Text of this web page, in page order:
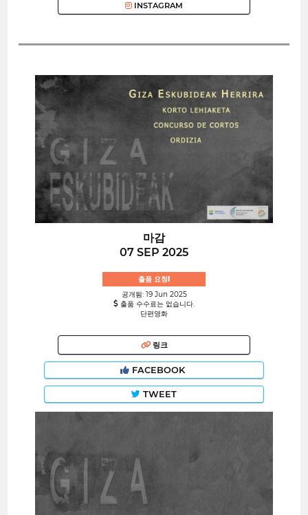
INSTAGRAM
마감
07 SEP 2025
출품 요청!
공개됨: 19 Jun 2025
출품 수수료는 없습니다.
단편영화
링크
FACEBOOK
TWEET